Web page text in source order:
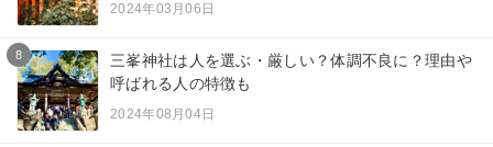
2024年03月06日
8
三峯神社は人を選ぶ・厳しい？体調不良に？理由や
呼ばれる人の特徴も
2024年08月04日